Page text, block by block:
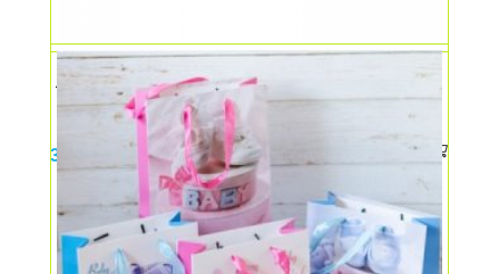
Album foto baby
35,00